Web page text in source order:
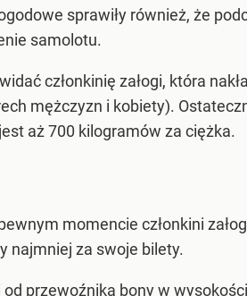
sprawiły również, że
samolotu.
członkinię załogi, która
mężczyzn i kobiety).
aż 700 kilogramów za ciężka.
momencie członkini
najmniej za swoje bilety.
przewoźnika bony w